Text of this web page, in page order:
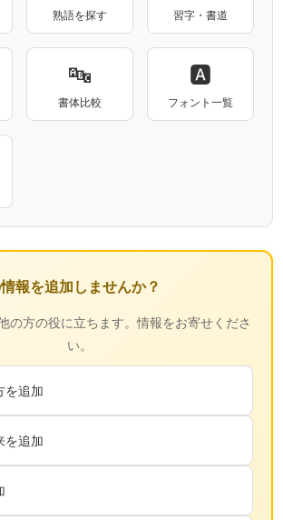
熟語を探す 習字・書道
🔤
書体比較
🅰
フォント一覧
情報を追加しませんか？
の方の役に立ちます。情報をお寄せくださ
い。
を追加
を追加